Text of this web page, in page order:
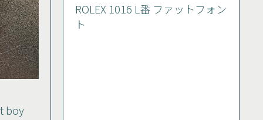
boy
ROLEX 1016 L番 ファットフォン
ト